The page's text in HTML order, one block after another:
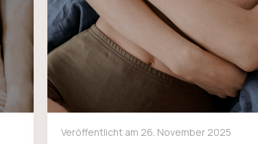
Veröffentlicht am 26. November 2025